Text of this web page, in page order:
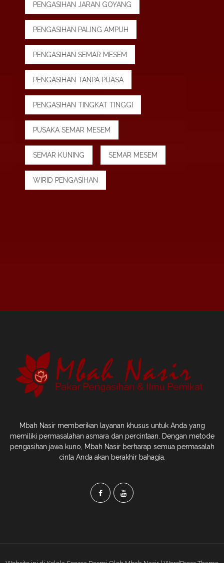
PENGASIHAN JARAN GOYANG
PENGASIHAN PALING AMPUH
PENGASIHAN SEMAR MESEM
PENGASIHAN TANPA PUASA
PENGASIHAN TINGKAT TINGGI
PUSAKA SEMAR MESEM
SEMAR KUNING SEMAR MESEM
WIRID PENGASIHAN
Mbah Nasir memberikan layanan khusus untuk Anda yang
memiliki permasalahan asmara dan percintaan. Dengan metode
pengasihan jawa kuno, Mbah Nasir berharap semua permasalah
cinta Anda akan berakhir bahagia.